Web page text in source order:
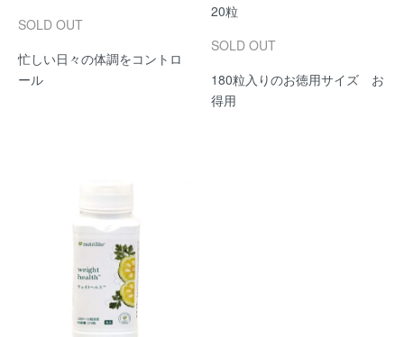
SOLD OUT
忙しい日々の体調をコントロ
ール
20粒
SOLD OUT
180粒入りのお徳用サイズ お
得用